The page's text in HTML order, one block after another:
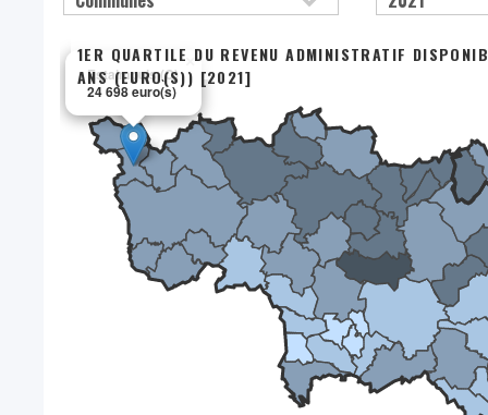
Estaimpuis (C)
24 698 euro(s)
×
1ER QUARTILE DU REVENU ADMINISTRATIF
ANS (EURO(S)) [2021]